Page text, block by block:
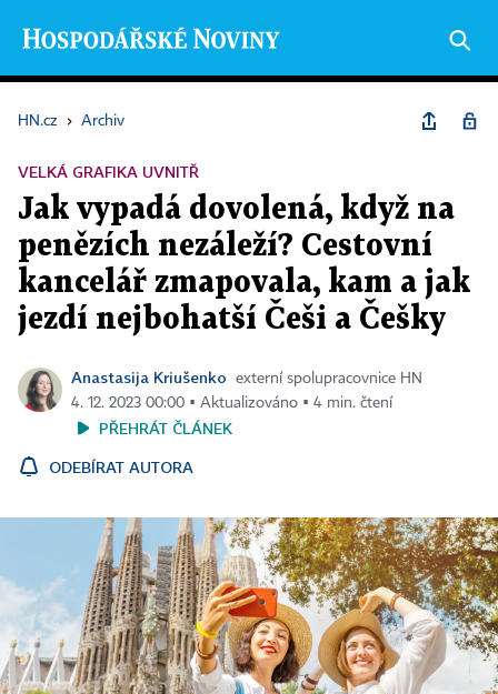
HN.cz › Archiv
VELKÁ GRAFIKA UVNITŘ
Jak vypadá dovolená, když na
penězích nezáleží? Cestovní
kancelář zmapovala, kam a jak
jezdí nejbohatší Češi a Češky
Anastasija Kriušenko
externí spolupracovnice HN
4. 12. 2023 00:00 ▪ Aktualizováno ▪ 4 min. čtení
PŘEHRÁT ČLÁNEK
ODEBÍRAT AUTORA